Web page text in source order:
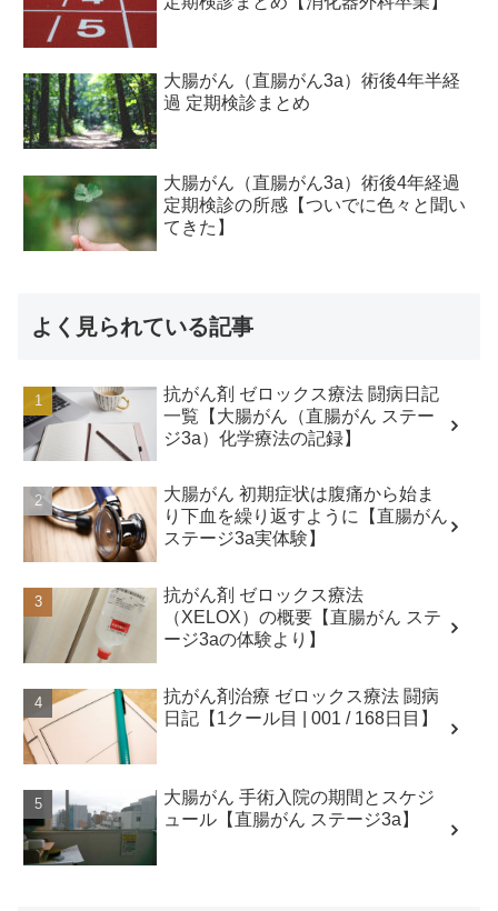
大腸がん（直腸がん3a）術後4年半経
過 定期検診まとめ
大腸がん（直腸がん3a）術後4年経過
定期検診の所感【ついでに色々と聞い
てきた】
よく見られている記事
抗がん剤 ゼロックス療法 闘病日記
一覧【大腸がん（直腸がん ステー
ジ3a）化学療法の記録】
大腸がん 初期症状は腹痛から始ま
り下血を繰り返すように【直腸がん
ステージ3a実体験】
抗がん剤 ゼロックス療法
（XELOX）の概要【直腸がん ステ
ージ3aの体験より】
抗がん剤治療 ゼロックス療法 闘病
日記【1クール目 | 001 / 168日目】
大腸がん 手術入院の期間とスケジ
ュール【直腸がん ステージ3a】